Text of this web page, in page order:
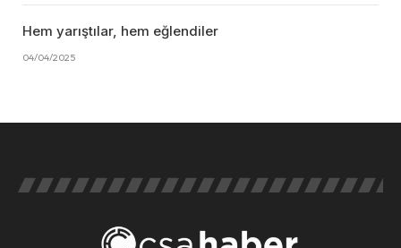
Hem yarıştılar, hem eğlendiler
04/04/2025